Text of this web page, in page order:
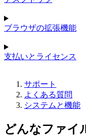
ブラウザの拡張機能
支払いとライセンス
サポート
よくある質問
システムと機能
どんなファイ